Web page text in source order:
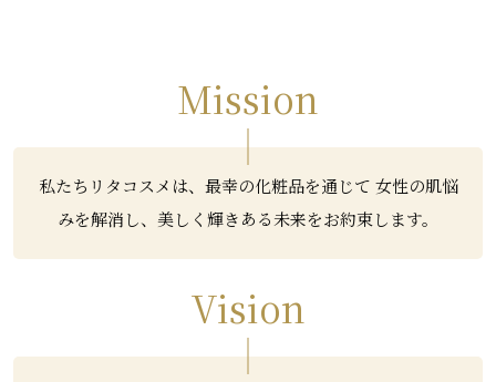
Mission
私たちリタコスメは、最幸の化粧品を通じて 女性の肌悩
みを解消し、美しく輝きある未来をお約束します。
Vision